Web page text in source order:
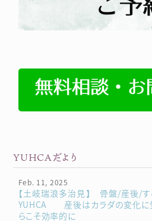
YUHCAだより
Feb. 11, 2025
【土岐瑞浪多治見】 骨盤/産後/
YUHCA 産後はカラダの変化に
らこそ効率的に